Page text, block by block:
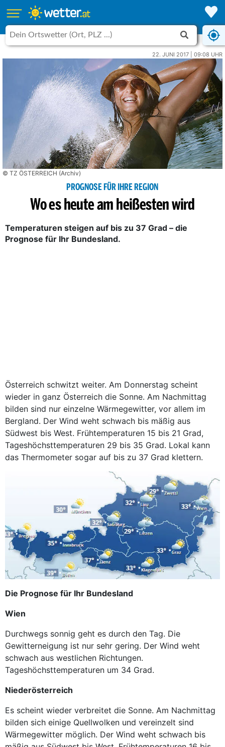
22. JUNI 2017 | 09:08 UHR
© TZ ÖSTERREICH (Archiv)
PROGNOSE FÜR IHRE REGION
Wo es heute am heißesten wird
Temperaturen steigen auf bis zu 37 Grad – die
Prognose für Ihr Bundesland.
Österreich schwitzt weiter. Am Donnerstag scheint
wieder in ganz Österreich die Sonne. Am Nachmittag
bilden sind nur einzelne Wärmegewitter, vor allem im
Bergland. Der Wind weht schwach bis mäßig aus
Südwest bis West. Frühtemperaturen 15 bis 21 Grad,
Tageshöchsttemperaturen 29 bis 35 Grad. Lokal kann
das Thermometer sogar auf bis zu 37 Grad klettern.
Die Prognose für Ihr Bundesland
Wien
Durchwegs sonnig geht es durch den Tag. Die
Gewitterneigung ist nur sehr gering. Der Wind weht
schwach aus westlichen Richtungen.
Tageshöchsttemperaturen um 34 Grad.
Niederösterreich
Es scheint wieder verbreitet die Sonne. Am Nachmittag
bilden sich einige Quellwolken und vereinzelt sind
Wärmegewitter möglich. Der Wind weht schwach bis